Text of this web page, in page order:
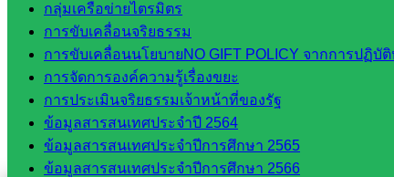
กลุ่มเครือข่ายไตรมิตร
การขับเคลื่อนจริยธรรม
การขับเคลื่อนนโยบายNO GIFT POLICY จากการปฏิ
การจัดการองค์ความรู้เรื่องขยะ
การประเมินจริยธรรมเจ้าหน้าที่ของรัฐ
ข้อมูลสารสนเทศประจำปี 2564
ข้อมูลสารสนเทศประจำปีการศึกษา 2565
ข้อมูลสารสนเทศประจำปีการศึกษา 2566
Tel 037-232263:
Messenger
Facebook